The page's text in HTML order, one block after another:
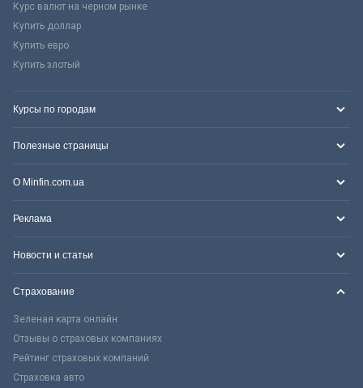
Курс валют на черном рынке
Купить доллар
Купить евро
Купить злотый
Курсы по городам
Полезные страницы
О Minfin.com.ua
Реклама
Новости и статьи
Страхование
Зеленая карта онлайн
Отзывы о страховых компаниях
Рейтинг страховых компаний
Страховка авто